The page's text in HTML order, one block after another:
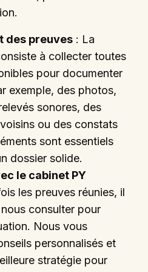
des preuves : La
à collecter toutes
pour documenter
exemple, des photos,
sonores, des
ou des constats
sont essentiels
dossier solide.
le cabinet PY
les preuves réunies, il
consulter pour
Nous vous
personnalisés et
stratégie pour